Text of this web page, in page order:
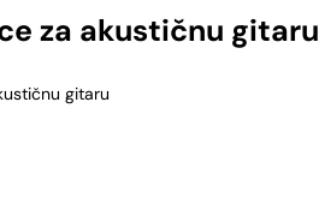
za akustičnu gitaru
gitaru